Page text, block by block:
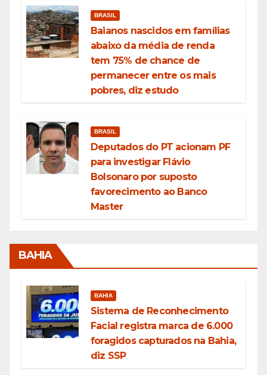
BRASIL
Baianos nascidos em famílias
abaixo da média de renda
tem 75% de chance de
permanecer entre os mais
pobres, diz estudo
BRASIL
Deputados do PT acionam PF
para investigar Flávio
Bolsonaro por suposto
favorecimento ao Banco
Master
BAHIA
BAHIA
Sistema de Reconhecimento
Facial registra marca de 6.000
foragidos capturados na Bahia,
diz SSP